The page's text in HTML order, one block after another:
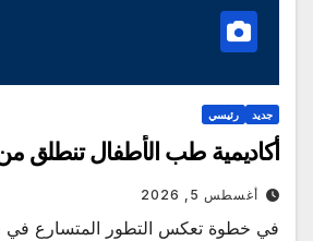
جديد رئيسي
أكاديمية طب الأطفال تنطلق
أغسطس 5, 2026
في خطوة تعكس التطور المتسارع في